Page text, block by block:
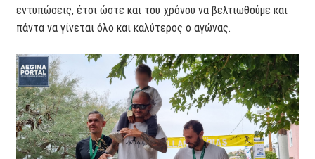
εντυπώσεις, έτσι ώστε και του χρόνου να βελτιωθούμε και
πάντα να γίνεται όλο και καλύτερος ο αγώνας.